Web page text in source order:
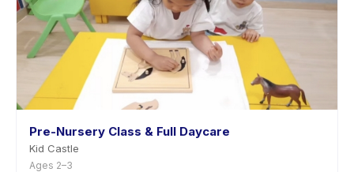
Pre-Nursery Class & Full Daycare
Kid Castle
Ages 2–3